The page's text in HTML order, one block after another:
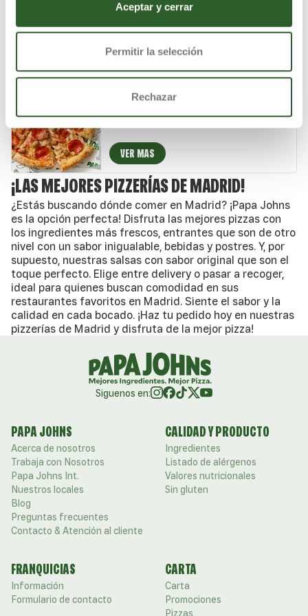
Aceptar y cerrar
Permitir la selección
Rechazar
Salsa de tomate natural, piña, york XL y
auténtico queso mozzarella.
VER MAS
PIZZA ESPECIAL DE JOHN
especiada, pepperoni crujiente, mezcla 5
quesos italianos, auténtico queso mozzarella
y un toque de especias italianas.
VER MAS
¡LAS MEJORES PIZZERÍAS DE MADRID!
¿Estás buscando dónde comer en Madrid? ¡Papa Johns
es la opción perfecta! Disfruta las mejores pizzas con
los ingredientes más frescos, entrantes que son de otro
nivel con un sabor inigualable, bebidas y postres. Y, por
supuesto, nuestras salsas con sabor original que son el
toque perfecto. Elige entre delivery o pasar a recoger,
ideal para quienes buscan comodidad en sus
restaurantes favoritos en Madrid. Siente el sabor y la
calidad en cada bocado. ¡Haz tu pedido hoy en nuestras
pizzerías de Madrid y disfruta de la mejor pizza!
Siguenos en:
PAPA JOHNS
Acerca de nosotros
Trabaja con Nosotros
Papa Johns Int.
Nuestros locales
Blog
Preguntas frecuentes
Contacto & Atención al cliente
CALIDAD Y PRODUCTO
Ingredientes
Listado de alérgenos
Valores nutricionales
Sin gluten
FRANQUICIAS
Información
Formulario de contacto
CARTA
Carta
Promociones
Pizzas